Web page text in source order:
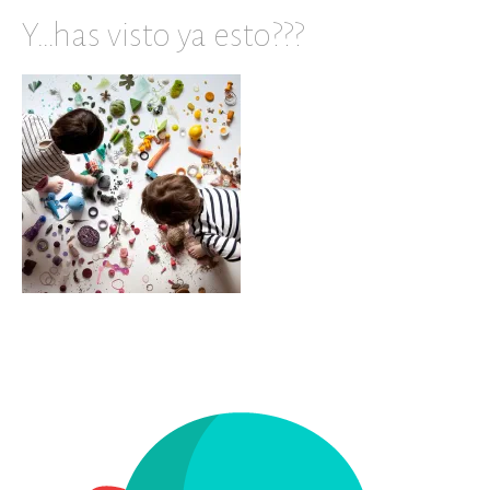
Y…has visto ya esto???